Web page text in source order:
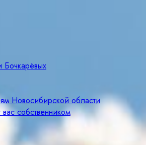
Бочкарёвых
Новосибирской области
собственником